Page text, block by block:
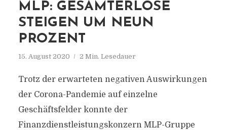
MLP: GESAMTERLÖSE
STEIGEN UM NEUN
PROZENT
15. August 2020 2 Min. Lesedauer
Trotz der erwarteten negativen Auswirkungen
der Corona-Pandemie auf einzelne
Geschäftsfelder konnte der
Finanzdienstleistungskonzern MLP-Gruppe